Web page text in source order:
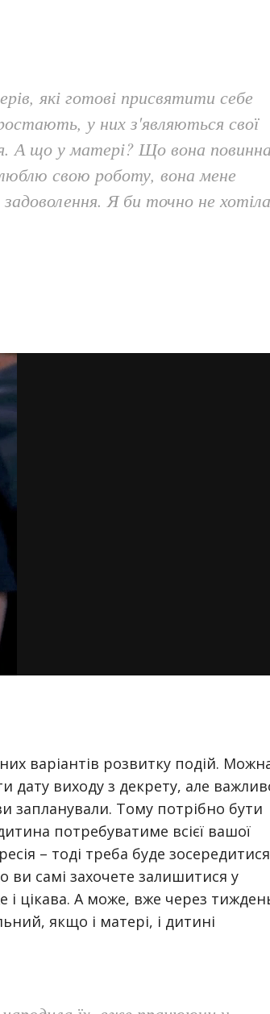
які готові присвятити себе
у них з'являються свої
А що у матері? Що вона
свою роботу, вона мене
Я би точно не хотіла
варіантів розвитку подій.
дату виходу з декрету, але
запланували. Тому потрібно бути
потребуватиме всієї вашої
– тоді треба буде зосередитися
ви самі захочете залишитися у
і цікава. А може, вже через
якщо і матері, і дитині